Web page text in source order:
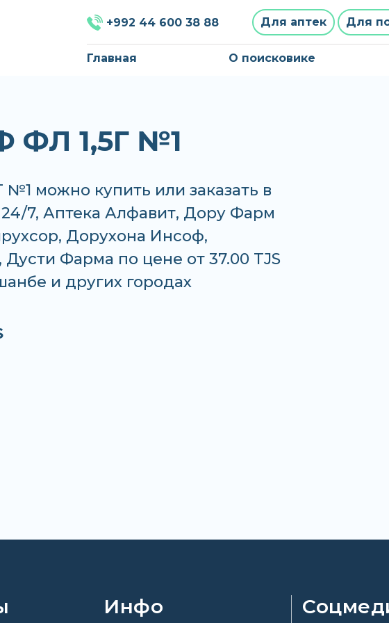
+992 44 600 38 88 Для аптек Для
Главная О поисковике
1,5Г №1
можно купить или заказать в
24/7, Аптека Алфавит, Дору Фарм
Дорухона Инсоф,
Фарма по цене от 37.00 TJS
и других городах
Инфо